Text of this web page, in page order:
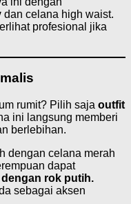
dan celana high waist.
profesional jika
rumit? Pilih saja outfit
ini langsung memberi
berlebihan.
dengan celana merah
dapat
rok putih.
sebagai aksen